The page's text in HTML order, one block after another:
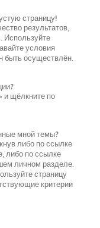
страницу!
результатов,
Используйте
условия
быть осуществлён.
и щёлкните по
мной темы?
либо по ссылке
либо по ссылке
личном разделе.
страницу
критерии